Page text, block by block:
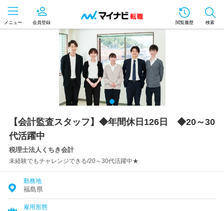
メニュー 会員登録 閲覧履歴 検索
【会計監査スタッフ】◆年間休日126日 ◆20～30
代活躍中
税理士法人くちき会計
未経験でもチャレンジできる/20～30代活躍中★
勤務地
福島県
雇用形態